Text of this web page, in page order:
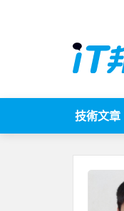
技術文章